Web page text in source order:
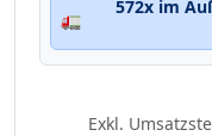
🚛
572x im
Exkl.